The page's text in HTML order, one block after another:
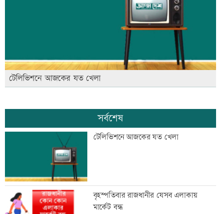
টেলিভিশনে আজকের যত খেলা
সর্বশেষ
টেলিভিশনে আজকের যত খেলা
বৃহস্পতিবার রাজধানীর যেসব এলাকায়
মার্কেট বন্ধ